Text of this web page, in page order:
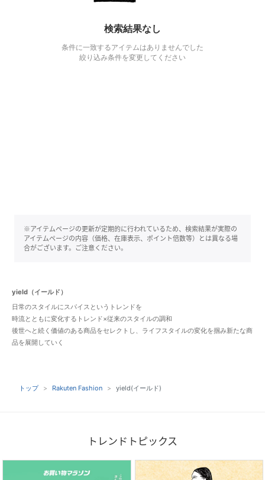
検索結果なし
条件に一致するアイテムはありませんでした
絞り込み条件を変更してください
※アイテムページの更新が定期的に行われているため、検索結果が実際の
アイテムページの内容（価格、在庫表示、ポイント倍数等）とは異なる場
合がございます。ご注意ください。
yield（イールド）
日常のスタイルにスパイスというトレンドを
時流とともに変化するトレンド×従来のスタイルの調和
後世へと続く価値のある商品をセレクトし、ライフスタイルの変化を掴み新たな商
品を展開していく
トップ Rakuten Fashion yield(イールド)
トレンドトピックス